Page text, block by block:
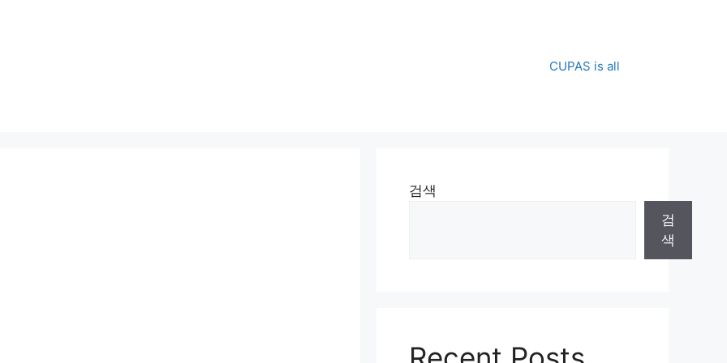
CUPAS is all
검색
검
색